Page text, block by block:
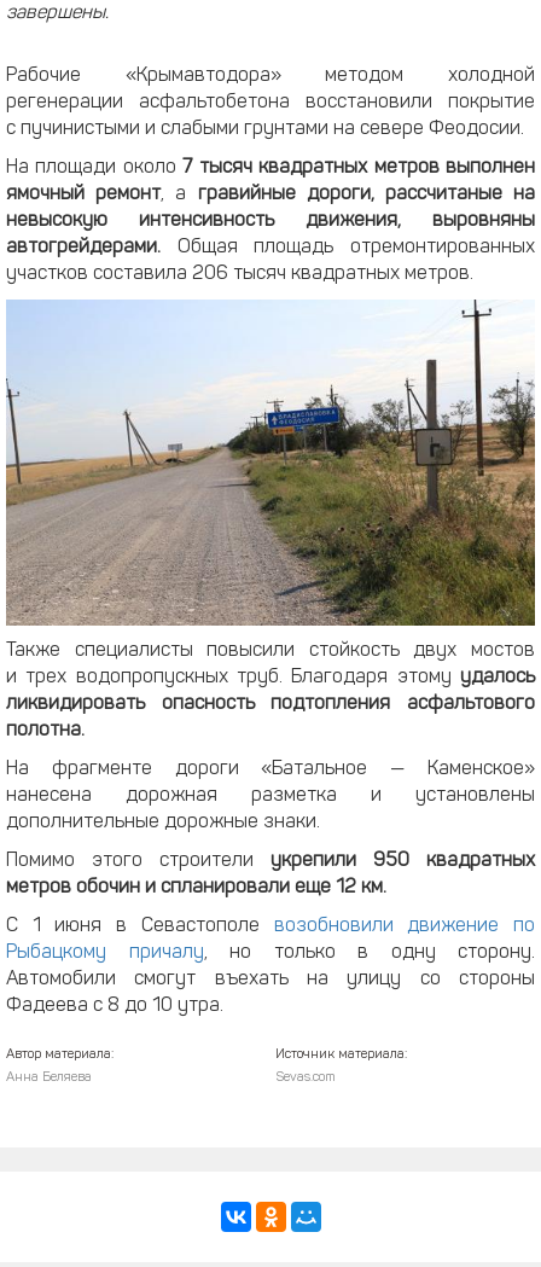
завершены.
Рабочие «Крымавтодора» методом холодной
регенерации асфальтобетона восстановили покрытие
с пучинистыми и слабыми грунтами на севере Феодосии.
На площади около 7 тысяч квадратных метров выполнен
ямочный ремонт, а гравийные дороги, рассчитаные на
невысокую интенсивность движения, выровняны
автогрейдерами. Общая площадь отремонтированных
участков составила 206 тысяч квадратных метров.
Также специалисты повысили стойкость двух мостов
и трех водопропускных труб. Благодаря этому удалось
ликвидировать опасность подтопления асфальтового
полотна.
На фрагменте дороги «Батальное — Каменское»
нанесена дорожная разметка и установлены
дополнительные дорожные знаки.
Помимо этого строители укрепили 950 квадратных
метров обочин и спланировали еще 12 км.
С 1 июня в Севастополе возобновили движение по
Рыбацкому причалу, но только в одну сторону.
Автомобили смогут въехать на улицу со стороны
Фадеева с 8 до 10 утра.
Автор материала:
Анна Беляева
Источник материала:
Sevas.com